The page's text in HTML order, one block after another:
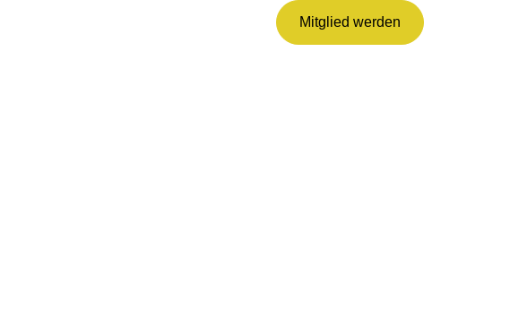
Mitglied werden